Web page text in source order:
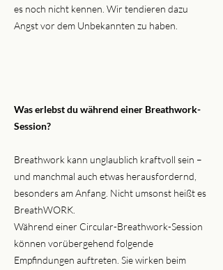
es noch nicht kennen. Wir tendieren dazu
Angst vor dem Unbekannten zu haben.
Was erlebst du während einer Breathwork-
Session?
Breathwork kann unglaublich kraftvoll sein –
und manchmal auch etwas herausfordernd,
besonders am Anfang. Nicht umsonst heißt es
BreathWORK.
Während einer Circular-Breathwork-Session
können vorübergehend folgende
Empfindungen auftreten. Sie wirken beim